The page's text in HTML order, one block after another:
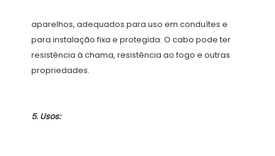
aparelhos, adequados para uso em conduítes e
para instalação fixa e protegida. O cabo pode ter
resistência à chama, resistência ao fogo e outras
5. Usos: